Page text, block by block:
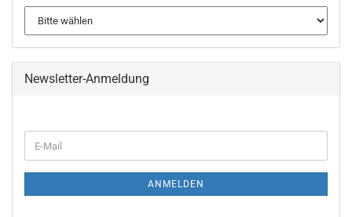
Newsletter-Anmeldung
ZUR
E-
Mail
ANMELDEN